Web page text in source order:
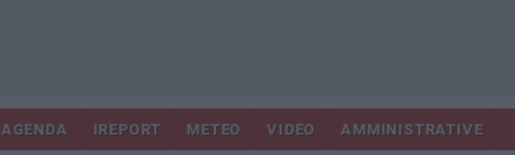
AGENDA IREPORT METEO VIDEO AMMINISTRATIVE